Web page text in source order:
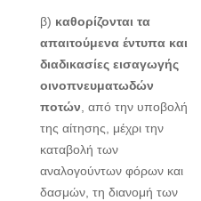
β) καθορίζονται τα
απαιτούμενα έντυπα και
διαδικασίες εισαγωγής
οινοπνευματωδών
ποτών , από την υποβολή
της αίτησης, μέχρι την
καταβολή των
αναλογούντων φόρων και
δασμών, τη διανομή των